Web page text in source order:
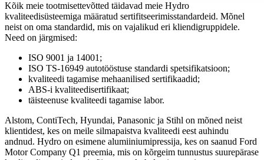
Kõik meie tootmisettevõtted täidavad meie Hydro
kvaliteedisüsteemiga määratud sertifitseerimisstandardeid. Mõnel
neist on oma standardid, mis on vajalikud eri kliendigruppidele.
Need on järgmised:
ISO 9001 ja 14001;
ISO TS-16949 autotööstuse standardi spetsifikatsioon;
kvaliteedi tagamise mehaanilised sertifikaadid;
ABS-i kvaliteedisertifikaat;
täisteenuse kvaliteedi tagamise labor.
Alstom, ContiTech, Hyundai, Panasonic ja Stihl on mõned neist
klientidest, kes on meile silmapaistva kvaliteedi eest auhindu
andnud. Hydro on esimene alumiiniumipressija, kes on saanud Ford
Motor Company Q1 preemia, mis on kõrgeim tunnustus suurepärase